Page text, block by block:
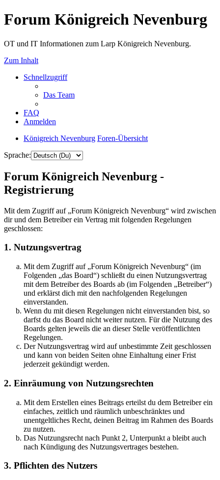
Forum Königreich Nevenburg
OT und IT Informationen zum Larp Königreich Nevenburg.
Zum Inhalt
Schnellzugriff
Das Team
FAQ
Anmelden
Königreich Nevenburg Foren-Übersicht
Sprache:
Forum Königreich Nevenburg -
Registrierung
Mit dem Zugriff auf „Forum Königreich Nevenburg“ wird zwischen
dir und dem Betreiber ein Vertrag mit folgenden Regelungen
geschlossen:
1. Nutzungsvertrag
Mit dem Zugriff auf „Forum Königreich Nevenburg“ (im
Folgenden „das Board“) schließt du einen Nutzungsvertrag
mit dem Betreiber des Boards ab (im Folgenden „Betreiber“)
und erklärst dich mit den nachfolgenden Regelungen
einverstanden.
Wenn du mit diesen Regelungen nicht einverstanden bist, so
darfst du das Board nicht weiter nutzen. Für die Nutzung des
Boards gelten jeweils die an dieser Stelle veröffentlichten
Regelungen.
Der Nutzungsvertrag wird auf unbestimmte Zeit geschlossen
und kann von beiden Seiten ohne Einhaltung einer Frist
jederzeit gekündigt werden.
2. Einräumung von Nutzungsrechten
Mit dem Erstellen eines Beitrags erteilst du dem Betreiber ein
einfaches, zeitlich und räumlich unbeschränktes und
unentgeltliches Recht, deinen Beitrag im Rahmen des Boards
zu nutzen.
Das Nutzungsrecht nach Punkt 2, Unterpunkt a bleibt auch
nach Kündigung des Nutzungsvertrages bestehen.
3. Pflichten des Nutzers